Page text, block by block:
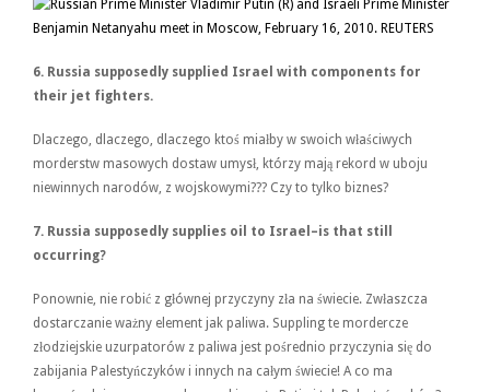
6. Russia supposedly supplied Israel with components for
their jet fighters.
Dlaczego, dlaczego, dlaczego ktoś miałby w swoich właściwych
morderstw masowych dostaw umysł, którzy mają rekord w uboju
niewinnych narodów, z wojskowymi??? Czy to tylko biznes?
7. Russia supposedly supplies oil to Israel–is that still
occurring?
Ponownie, nie robić z głównej przyczyny zła na świecie. Zwłaszcza
dostarczanie ważny element jak paliwa. Suppling te mordercze
złodziejskie uzurpatorów z paliwa jest pośrednio przyczynia się do
zabijania Palestyńczyków i innych na całym świecie! A co ma